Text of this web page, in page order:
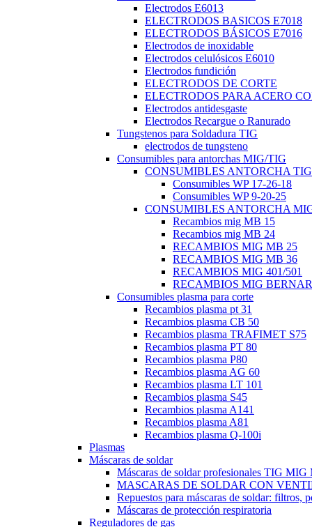
Electrodos E6013
ELECTRODOS BASICOS E7018
ELECTRODOS BÁSICOS E7016
Electrodos de inoxidable
Electrodos celulósicos E6010
Electrodos fundición
ELECTRODOS DE CORTE
ELECTRODOS PARA ACERO
Electrodos antidesgaste
Electrodos Recargue o Ranurado
Tungstenos para Soldadura TIG
electrodos de tungsteno
Consumibles para antorchas MIG/TIG
CONSUMIBLES ANTORCHA TIG
Consumibles WP 17-26-18
Consumibles WP 9-20-25
CONSUMIBLES ANTORCHA
Recambios mig MB 15
Recambios mig MB 24
RECAMBIOS MIG MB 25
RECAMBIOS MIG MB 36
RECAMBIOS MIG 401/501
RECAMBIOS MIG
Consumibles plasma para corte
Recambios plasma pt 31
Recambios plasma CB 50
Recambios plasma TRAFIMET S75
Recambios plasma PT 80
Recambios plasma P80
Recambios plasma AG 60
Recambios plasma LT 101
Recambios plasma S45
Recambios plasma A141
Recambios plasma A81
Recambios plasma Q-100i
Plasmas
Máscaras de soldar
Máscaras de soldar profesionales TIG
MASCARAS DE SOLDAR CON
Repuestos para máscaras de soldar: filtros,
Máscaras de protección respiratoria
Reguladores de gas